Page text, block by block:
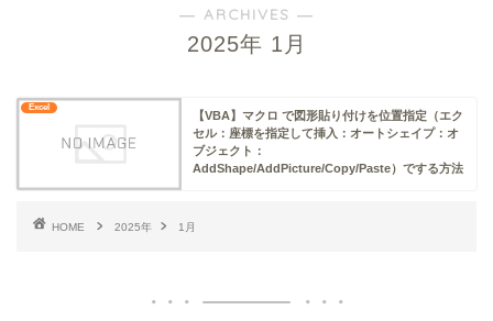
― ARCHIVES ―
2025年 1月
Excel
【VBA】マクロ で図形貼り付けを位置指定（エク
セル：座標を指定して挿入：オートシェイプ：オ
ブジェクト：
AddShape/AddPicture/Copy/Paste）でする方法
HOME 2025年 1月